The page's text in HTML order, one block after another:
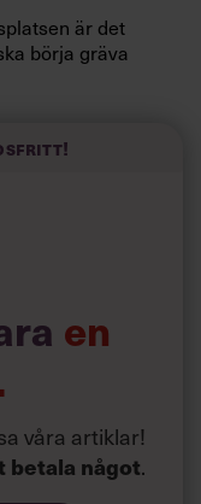
är det
börja gräva
en
våra artiklar!
betala något.